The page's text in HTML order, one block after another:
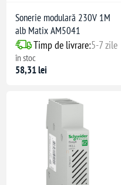
Sonerie modulară 230V 1M
alb Matix AM5041
Timp de livrare:5-7 zile
în stoc
58,31 lei